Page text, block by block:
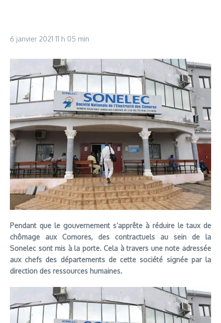
6 janvier 2021 11 h 05 min
Pendant que le gouvernement s’apprête à réduire le taux de
chômage aux Comores, des contractuels au sein de la
Sonelec sont mis à la porte. Cela à travers une note adressée
aux chefs des départements de cette société signée par la
direction des ressources humaines.